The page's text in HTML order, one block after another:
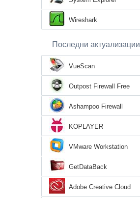
Wireshark
Последни актуализации
VueScan
Outpost Firewall Free
Ashampoo Firewall
KOPLAYER
VMware Workstation
GetDataBack
Adobe Creative Cloud